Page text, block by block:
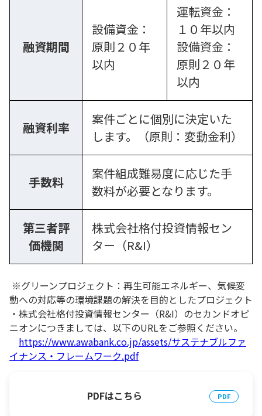
融資期間
設備資金：
原則２０年
以内
運転資金：
１０年以内
設備資金：
原則２０年
以内
融資利率
案件ごとに個別に決定いた
します。（原則：変動金利）
手数料
案件組成難易度に応じた手
数料が必要となります。
第三者評
価機関
株式会社格付投資情報セン
ター（R&I）
※グリーンプロジェクト：再生可能エネルギー、気候変
動への対応等の環境課題の解決を目的としたプロジェクト
・株式会社格付投資情報センター（R&I）のセカンドオピ
ニオンにつきましては、以下のURLをご参照ください。
https://www.awabank.co.jp/assets/サステナブルファ
イナンス・フレームワーク.pdf
PDFはこちら